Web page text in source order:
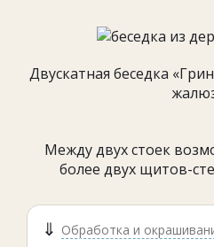
Двускатная беседка
Между двух стоек
более двух щитов-
Обработка и